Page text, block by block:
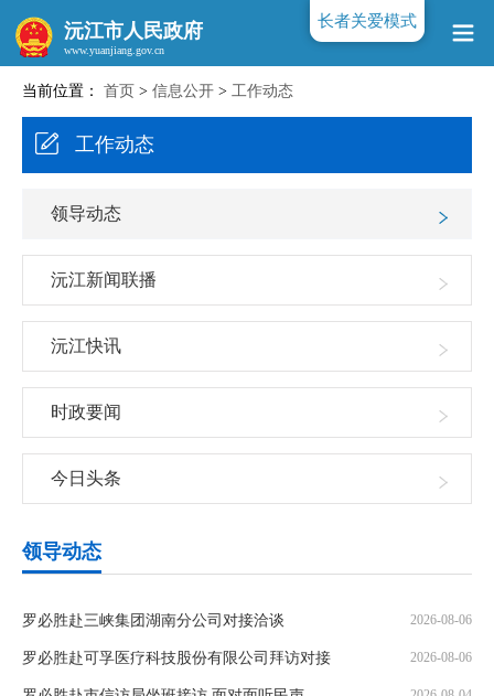
沅江市人民政府
www.yuanjiang.gov.cn
当前位置： 首页 > 信息公开 > 工作动态
工作动态
领导动态
沅江新闻联播
沅江快讯
时政要闻
今日头条
领导动态
罗必胜赴三峡集团湖南分公司对接洽谈 2026-08-06
罗必胜赴可孚医疗科技股份有限公司拜访对接 2026-08-06
长者关爱模式